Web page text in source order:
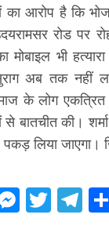
का आरोप है कि
रोड पर
मोबाइल भी
अब तक नहीं
के लोग
से बातचीत की।
लिया जाएगा।